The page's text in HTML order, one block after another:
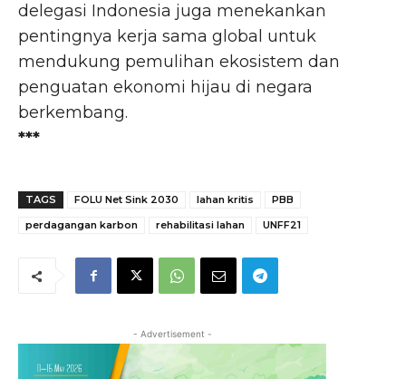
delegasi Indonesia juga menekankan
pentingnya kerja sama global untuk
mendukung pemulihan ekosistem dan
penguatan ekonomi hijau di negara
berkembang.
***
TAGS FOLU Net Sink 2030 lahan kritis
PBB
perdagangan karbon
rehabilitasi lahan UNFF21
- Advertisement -